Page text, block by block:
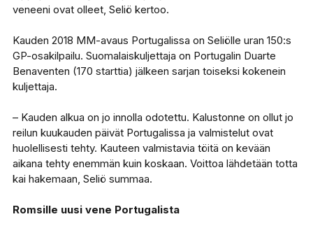
veneeni ovat olleet, Seliö kertoo.
Kauden 2018 MM-avaus Portugalissa on Seliölle uran 150:s
GP-osakilpailu. Suomalaiskuljettaja on Portugalin Duarte
Benaventen (170 starttia) jälkeen sarjan toiseksi kokenein
kuljettaja.
– Kauden alkua on jo innolla odotettu. Kalustonne on ollut jo
reilun kuukauden päivät Portugalissa ja valmistelut ovat
huolellisesti tehty. Kauteen valmistavia töitä on kevään
aikana tehty enemmän kuin koskaan. Voittoa lähdetään totta
kai hakemaan, Seliö summaa.
Romsille uusi vene Portugalista